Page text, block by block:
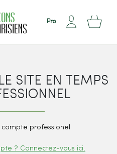
Pro
SITE EN TEMPS
professionel
? Connectez-vous ici.